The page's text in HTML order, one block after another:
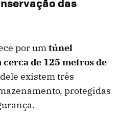
por umtúnel
cerca de 125 metros de
existem três
protegidas